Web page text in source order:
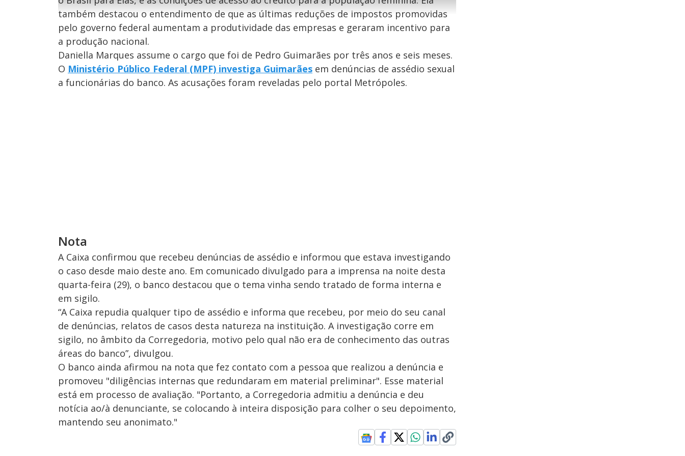
l
a
y
e
o
g
n
d
o
s
e
o
s
M
u
d
o
i
n
g
i
m
l
o
c
d
a
-
u
r
também destacou o entendimento de que as últimas reduções de impostos promovidas
pelo governo federal aumentam a produtividade das empresas e geraram incentivo para
a produção nacional.
Daniella Marques assume o cargo que foi de Pedro Guimarães por três anos e seis meses.
O Ministério Público Federal (MPF) investiga Guimarães em denúncias de assédio sexual
a funcionárias do banco. As acusações foram reveladas pelo portal Metrópoles.
Nota
A Caixa confirmou que recebeu denúncias de assédio e informou que estava investigando
o caso desde maio deste ano. Em comunicado divulgado para a imprensa na noite desta
quarta-feira (29), o banco destacou que o tema vinha sendo tratado de forma interna e
em sigilo.
“A Caixa repudia qualquer tipo de assédio e informa que recebeu, por meio do seu canal
de denúncias, relatos de casos desta natureza na instituição. A investigação corre em
sigilo, no âmbito da Corregedoria, motivo pelo qual não era de conhecimento das outras
áreas do banco”, divulgou.
O banco ainda afirmou na nota que fez contato com a pessoa que realizou a denúncia e
promoveu "diligências internas que redundaram em material preliminar". Esse material
está em processo de avaliação. "Portanto, a Corregedoria admitiu a denúncia e deu
notícia ao/à denunciante, se colocando à inteira disposição para colher o seu depoimento,
mantendo seu anonimato."